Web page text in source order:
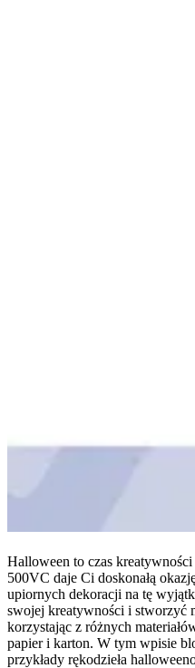
Halloween to czas
500VC daje Ci doskonałą
upiornych dekoracji na tę
swojej kreatywności i stworzyć
korzystając z różnych
papier i karton. W tym wpisie
przykłady rękodzieła